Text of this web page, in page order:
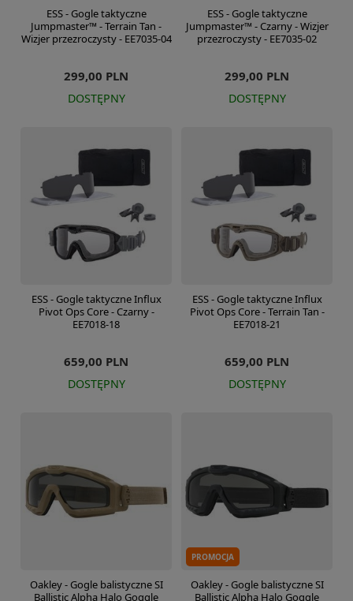
ESS - Gogle taktyczne
Jumpmaster™ - Terrain Tan -
Wizjer przezroczysty - EE7035-04
299,00 PLN
DOSTĘPNY
ESS - Gogle taktyczne
Jumpmaster™ - Czarny - Wizjer
przezroczysty - EE7035-02
299,00 PLN
DOSTĘPNY
ESS - Gogle taktyczne Influx
Pivot Ops Core - Czarny -
EE7018-18
659,00 PLN
DOSTĘPNY
ESS - Gogle taktyczne Influx
Pivot Ops Core - Terrain Tan -
EE7018-21
659,00 PLN
DOSTĘPNY
Oakley - Gogle balistyczne SI
Ballistic Alpha Halo Goggle
PROMOCJA
Oakley - Gogle balistyczne SI
Ballistic Alpha Halo Goggle